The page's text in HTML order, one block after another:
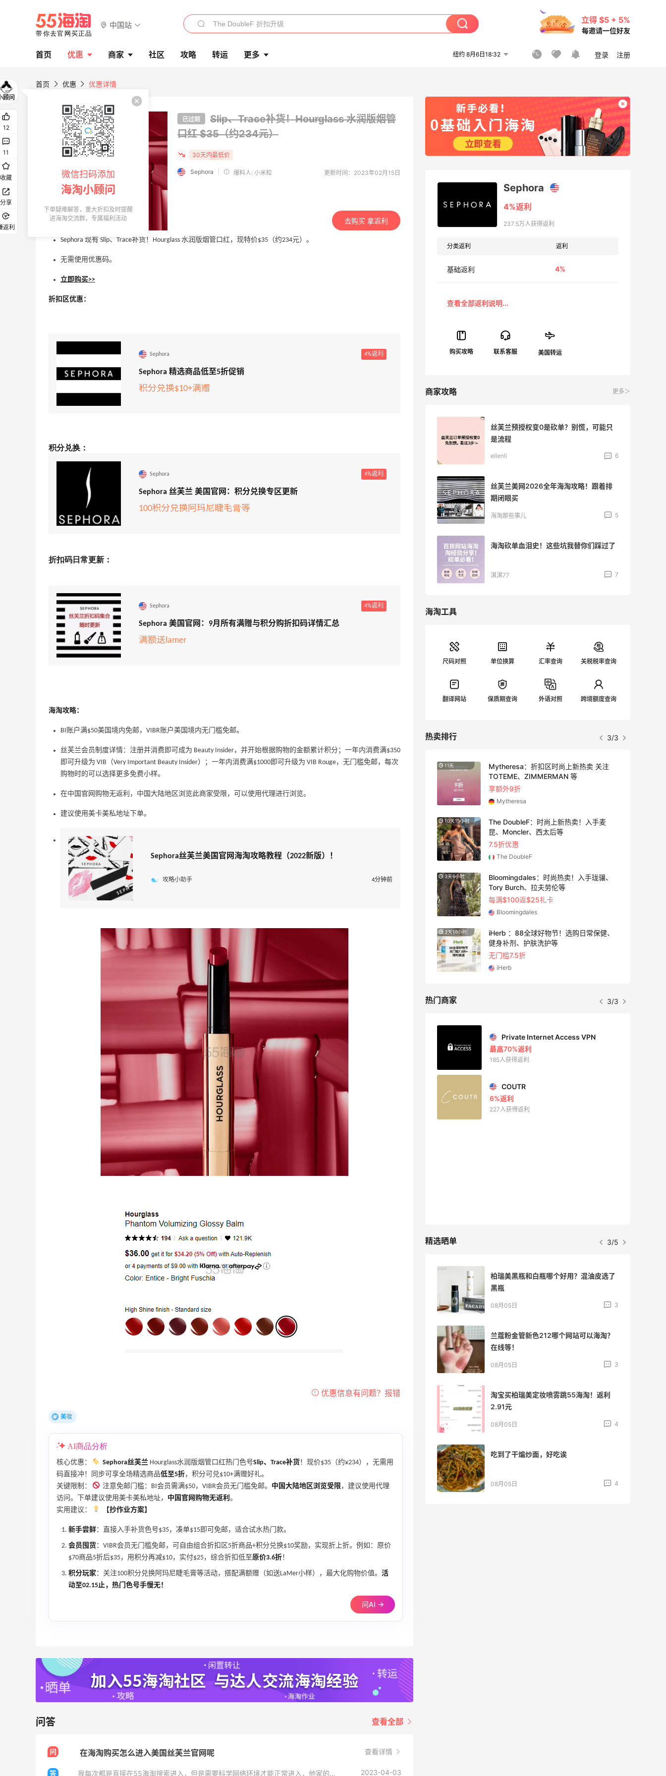
中国站
立得 $5 + 5%
每邀请一位好友
首页 优惠 商家 社区 攻略 转运 更多 纽约 8月6日18:32 登录 注册
首页 优惠 优惠详情
已过期
Slip、Trace补货！Hourglass 水润版烟管
口红$35（约234元）
30天内最低价
Sephora 爆料人: 小米粒 更新时间：2023年02月15日
去购买 拿返利
Sephora 现有 Slip、Trace补货！Hourglass 水润版烟管口红，现特价$35（约234元）。
无需使用优惠码。
立即购买>>
折扣区优惠：
Sephora 4%返利
Sephora 精选商品低至5折促销
积分兑换$10+满赠
积分兑换：
Sephora 4%返利
Sephora 丝芙兰 美国官网：积分兑换专区更新
100积分兑换阿玛尼睫毛膏等
折扣码日常更新：
Sephora 4%返利
Sephora 美国官网：9月所有满赠与积分购折扣码详情汇总
满额送lamer
海淘攻略：
BI账户满$50美国境内免邮，VIBR账户美国境内无门槛免邮。
丝芙兰会员制度详情：注册并消费即可成为 Beauty Insider，并开始根据购物的金额累计积分；一年内消费满$350
即可升级为 VIB（Very Important Beauty Insider）；一年内消费满$1000即可升级为 VIB Rouge，无门槛免邮，每次
购物时的可以选择更多免费小样。
在中国官网购物无返利，中国大陆地区浏览此商家受限，可以使用代理进行浏览。
建议使用美卡美私地址下单。
Sephora丝芙兰美国官网海淘攻略教程（2022新版）！
攻略小助手 4分钟前
美妆
AI商品分析
核心优惠： Sephora丝芙兰 Hourglass水润版烟管口红热门色号Slip、Trace补货！现价$35（约¥234），无需用
码直接冲！同步可享全场精选商品低至5折，积分可兑$10+满赠好礼。
关键限制：
注意免邮门槛：BI会员需满$50，VIBR会员无门槛免邮。 中国大陆地区浏览受限 ，建议使用代理
访问。下单建议使用美卡美私地址， 中国官网购物无返利 。
实用建议：
【抄作业方案】
新手尝鲜：直接入手补货色号$35，凑单$15即可免邮，适合试水热门款。
会员囤货：VIBR会员无门槛免邮，可自由组合折扣区5折商品+积分兑换$10奖励，实现折上折。例如：原价
$70商品5折后$35，用积分再减$10，实付$25，综合折扣低至原价3.6折！
积分玩家：关注100积分兑换阿玛尼睫毛膏等活动，搭配满额赠（如送LaMer小样），最大化购物价值。 活
动至02.15止，热门色号手慢无！
问AI →
问答 查看全部
问 在海淘购买怎么进入美国丝芙兰官网呢 查看详情
答 我每次都是直接在55海淘搜索进入，但是需要科学网络环境才能正常进入，他家的地址是：www.sephora.com 2023-04-03
Sephora
4%返利
237.5万人获得返利
分类返利 返利
基础返利 4%
美国转运
商家攻略 更多＞
丝芙兰美网2026全年海淘攻略！跟着排
期闭眼买
丝芙兰预授权变0是砍单？别慌，可能只
是流程
ellenli 6
丝芙兰美网2026全年海淘攻略！跟着排
期闭眼买
海淘那些事儿 5
海淘砍单血泪史！这些坑我替你们踩过了
淇淇77 7
海淘工具
尺码对照 单位换算 汇率查询 关税税率查询
翻译网站 保质期查询 外语对照 跨境额度查询
热卖排行 3/3
adidas HK：精选正价产品促销！入球
衣、金属银跆拳道鞋等
2件8折 叠加满HK$1800-100
满赠正装橘子眼霜+精华唇蜜等好礼
Bobbi Brown
Diesel Europe：折扣区上新热卖！入手包
袋、服饰、鞋履等
低至5折
Maje US：限时闪促！入手明星同款服饰
精选低至2折
6小时
Sandro us
Base Blu
Bloomingdales：美妆大促！入手 Dior、
LN-CC
11天
Mytheresa：折扣区时尚上新热卖 关注
TOTEME、ZIMMERMAN 等
享额外9折
Mytheresa
10天15小时
The DoubleF：时尚上新热卖！入手麦
昆、Moncler、西太后等
7.5折优惠
The DoubleF
3天6小时
Bloomingdales：时尚热卖！入手珑骧、
Tory Burch、拉夫劳伦等
每满$100返$25礼卡
Bloomingdales
3天18小时
iHerb ：88全球好物节！选购日常保健、
健身补剂、护肤洗护等
无门槛7.5折
iHerb
热门商家 3/3
最高2%返利
6012人成功下单
Biōkreativ
30%返利
54人获得返利
最高2%返利
ERGO Baby
4%返利
Belly Bandit
Private Internet Access VPN
最高70%返利
185人获得返利
COUTR
6%返利
227人获得返利
精选晒单 3/5
开奖｜社区7月常规主题活动名单公布
Bobbi Brown美网2026黑五海淘活动什
🏃
08月06日 2
FWRD黑五2026海淘奢侈品折扣力度大
FWRD美网2026黑五海淘活动什么时候
2026海淘折扣预测！
08月05日
柏瑞美黑瓶和白瓶哪个好用？混油皮选了
黑瓶
08月05日 3
兰蔻粉金管新色212哪个网站可以海淘？
在线等！
08月05日 3
淘宝买柏瑞美定妆喷雾跳55海淘！返利
2.91元
08月05日 4
吃到了干煸炒面，好吃诶
08月05日 4
12
11
收藏
分享
返利
微信扫码添加
海淘小顾问
下单疑难解答，重大折扣及时提醒
进海淘交流群，专属福利活动